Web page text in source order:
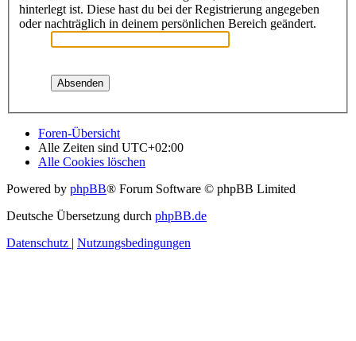
hinterlegt ist. Diese hast du bei der Registrierung angegeben
oder nachträglich in deinem persönlichen Bereich geändert.
Foren-Übersicht
Alle Zeiten sind UTC+02:00
Alle Cookies löschen
Powered by phpBB® Forum Software © phpBB Limited
Deutsche Übersetzung durch phpBB.de
Datenschutz | Nutzungsbedingungen